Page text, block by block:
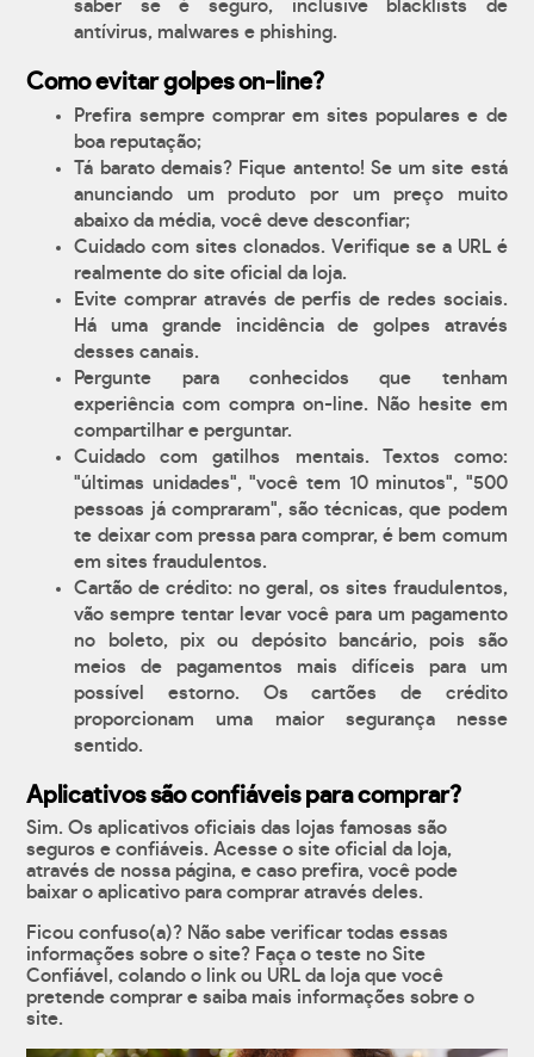
saber se é seguro, inclusive blacklists de
antívirus, malwares e phishing.
Como evitar golpes on-line?
Prefira sempre comprar em sites populares e de
boa reputação;
Tá barato demais? Fique antento! Se um site está
anunciando um produto por um preço muito
abaixo da média, você deve desconfiar;
Cuidado com sites clonados. Verifique se a URL é
realmente do site oficial da loja.
Evite comprar através de perfis de redes sociais.
Há uma grande incidência de golpes através
desses canais.
Pergunte para conhecidos que tenham
experiência com compra on-line. Não hesite em
compartilhar e perguntar.
Cuidado com gatilhos mentais. Textos como:
"últimas unidades", "você tem 10 minutos", "500
pessoas já compraram", são técnicas, que podem
te deixar com pressa para comprar, é bem comum
em sites fraudulentos.
Cartão de crédito: no geral, os sites fraudulentos,
vão sempre tentar levar você para um pagamento
no boleto, pix ou depósito bancário, pois são
meios de pagamentos mais difíceis para um
possível estorno. Os cartões de crédito
proporcionam uma maior segurança nesse
sentido.
Aplicativos são confiáveis para comprar?
Sim. Os aplicativos oficiais das lojas famosas são
seguros e confiáveis. Acesse o site oficial da loja,
através de nossa página, e caso prefira, você pode
baixar o aplicativo para comprar através deles.
Ficou confuso(a)? Não sabe verificar todas essas
informações sobre o site? Faça o teste no Site
Confiável, colando o link ou URL da loja que você
pretende comprar e saiba mais informações sobre o
site.